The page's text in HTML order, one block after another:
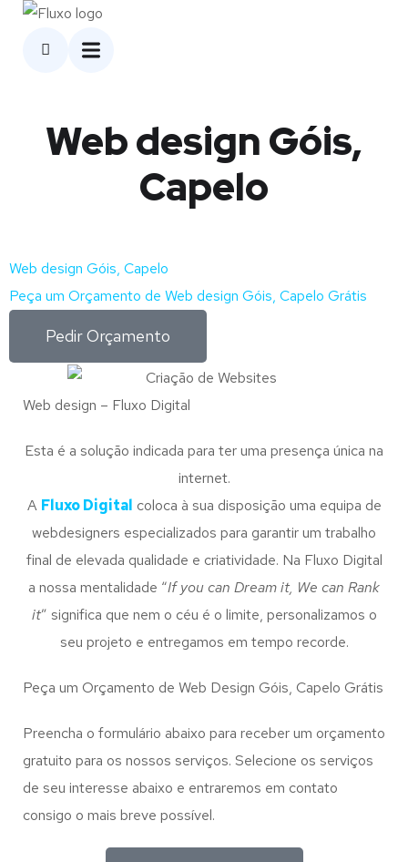
Web design Góis,
Capelo
Web design Góis, Capelo
Peça um Orçamento de Web design Góis, Capelo Grátis
Pedir Orçamento
Web design – Fluxo Digital
Esta é a solução indicada para ter uma presença única na
internet.
A Fluxo Digital coloca à sua disposição uma equipa de
webdesigners especializados para garantir um trabalho
final de elevada qualidade e criatividade. Na Fluxo Digital
a nossa mentalidade “If you can Dream it, We can Rank
it” significa que nem o céu é o limite, personalizamos o
seu projeto e entregamos em tempo recorde.
Peça um Orçamento de Web Design Góis, Capelo Grátis
Preencha o formulário abaixo para receber um orçamento
gratuito para os nossos serviços. Selecione os serviços
de seu interesse abaixo e entraremos em contato
consigo o mais breve possível.